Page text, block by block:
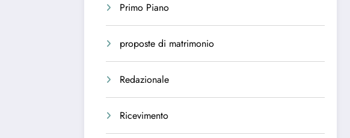
Primo Piano
proposte di matrimonio
Redazionale
Ricevimento